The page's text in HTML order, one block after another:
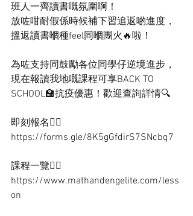
班人一齊讀書嘅氛圍啊！
放咗咁耐假係時候補下習追返啲進度，
搵返讀書嗰種feel同嗰團火🔥啦！
為咗支持同鼓勵各位同學仔逆境進步，
現在報讀我地嘅課程可享BACK TO
SCHOOL🏫抗疫優惠！歡迎查詢詳情🔍
即刻報名👉🏻
https://forms.gle/8K5gGfdirS7SNcbq7
課程一覽👉🏻
https://www.mathandengelite.com/less
on